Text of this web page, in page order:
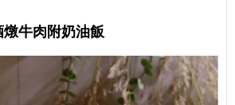
牛肉附奶油飯